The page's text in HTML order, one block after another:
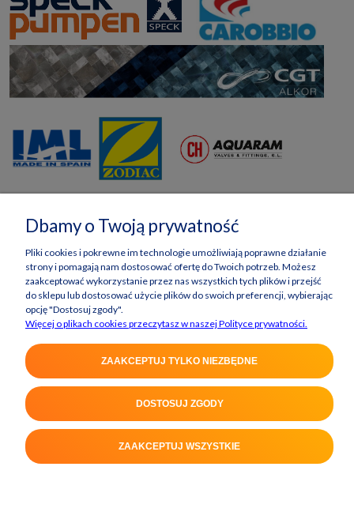
Sklep internetowy Shoper Premium
Dbamy o Twoją prywatność
Pliki cookies i pokrewne im technologie umożliwiają poprawne działanie
strony i pomagają nam dostosować ofertę do Twoich potrzeb. Możesz
zaakceptować wykorzystanie przez nas wszystkich tych plików i przejść
do sklepu lub dostosować użycie plików do swoich preferencji, wybierając
opcję "Dostosuj zgody".
Więcej o plikach cookies przeczytasz w naszej Polityce prywatności.
ZAAKCEPTUJ TYLKO NIEZBĘDNE
DOSTOSUJ ZGODY
ZAAKCEPTUJ WSZYSTKIE